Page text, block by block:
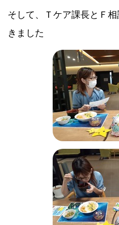
そして、Ｔケア課長とＦ
きました